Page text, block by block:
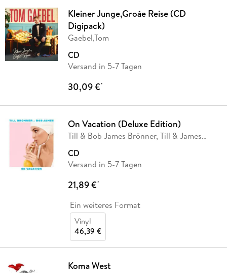
Kleiner Junge,Groáe Reise (CD
Digipack)
Gaebel,Tom
CD
Versand in 5-7 Tagen
30,09 €*
On Vacation (Deluxe Edition)
Till & Bob James Brönner, Till & James
CD
Versand in 5-7 Tagen
21,89 €*
Ein weiteres Format
Vinyl
46,39 €
Koma West